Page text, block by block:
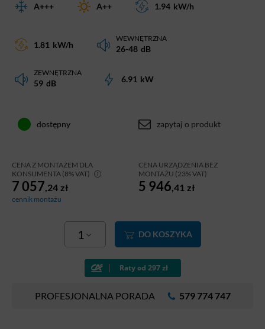
A+++ A++ 1.94 kW/h
1.81 kW/h
WEWNĘTRZNA
26-48 dB
ZEWNĘTRZNA
59 dB 6.91 kW
dostępny zapytaj o produkt
CENA Z MONTAŻEM DLA
KONSUMENTA (8% VAT)
7 057,24 zł
cennik montażu
CENA URZĄDZENIA BEZ
MONTAŻU (23% VAT)
5 946,41 zł
1 DO KOSZYKA
PROFESJONALNA PORADA 579 774 747